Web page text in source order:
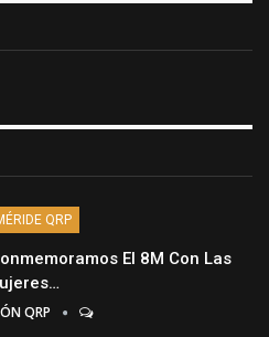
QRP
El 8M Con Las
QRP